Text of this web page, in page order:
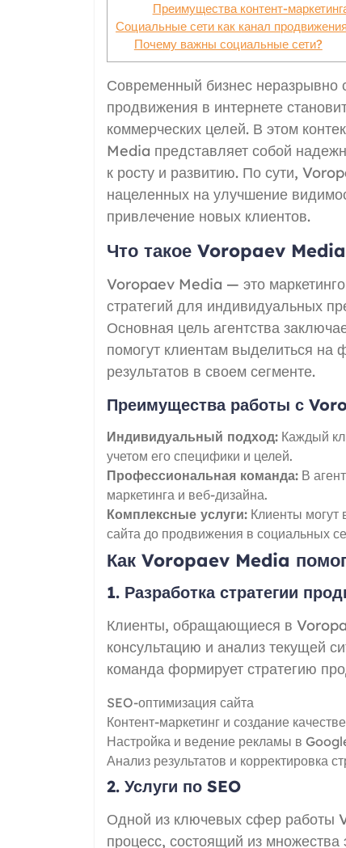
Преимущества контент-
Социальные сети как канал продвижения
Почему важны социальные сети?
Современный бизнес неразрывно
продвижения в интернете
коммерческих целей. В этом
Media представляет собой
к росту и развитию. По сути,
нацеленных на улучшение
привлечение новых клиентов.
Что такое Voropaev
Voropaev Media — это
стратегий для индивидуальных
Основная цель агентства
помогут клиентам выделиться на
результатов в своем сегменте.
Преимущества работы с
Индивидуальный подход: Каждый
учетом его специфики и целей.
Профессиональная команда: В
маркетинга и веб-дизайна.
Комплексные услуги: Клиенты могут
сайта до продвижения в социальных
Как Voropaev Media
1. Разработка стратегии
Клиенты, обращающиеся в
консультацию и анализ текущей
команда формирует стратегию
SEO-оптимизация сайта
Контент-маркетинг и создание
Настройка и ведение рекламы в
Анализ результатов и корректировка
2. Услуги по SEO
Одной из ключевых сфер работы
процесс, состоящий из множества